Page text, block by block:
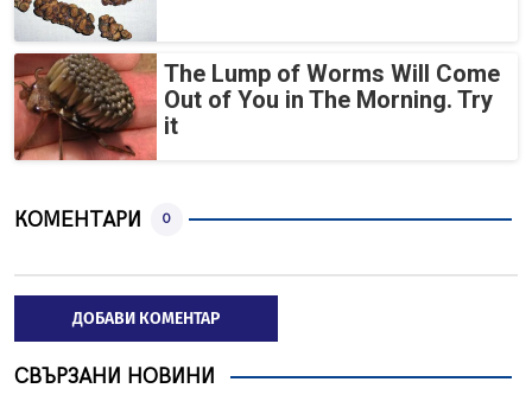
The Lump of Worms Will Come
Out of You in The Morning. Try
it
КОМЕНТАРИ 0
ДОБАВИ КОМЕНТАР
СВЪРЗАНИ НОВИНИ